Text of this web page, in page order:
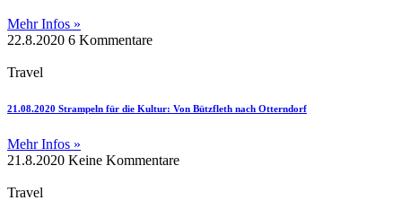
Mehr Infos »
22.8.2020 6 Kommentare
Travel
21.08.2020 Strampeln für die Kultur: Von Bützfleth nach Otterndorf
Mehr Infos »
21.8.2020 Keine Kommentare
Travel